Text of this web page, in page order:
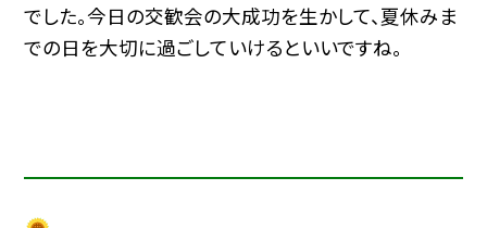
でした。今日の交歓会の大成功を生かして、夏休みま
での日を大切に過ごしていけるといいですね。